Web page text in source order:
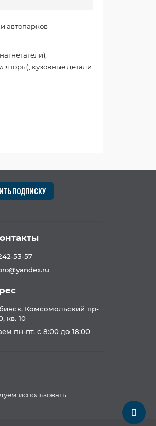
автопарков
кузовные детали
ПОДПИСКУ
53-57
Комсомольский пр-
кв. 10
пн-пт. с 8:00 до 18:00
использовать